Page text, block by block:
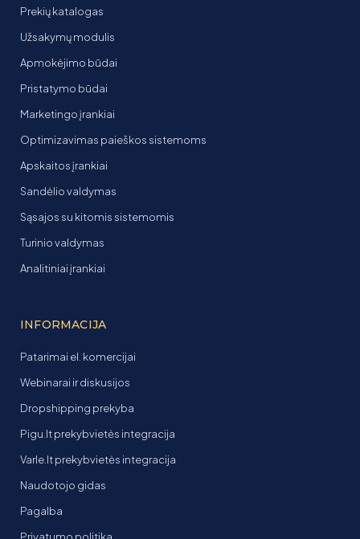
Prekių katalogas
Užsakymų modulis
Apmokėjimo būdai
Pristatymo būdai
Marketingo įrankiai
Optimizavimas paieškos sistemoms
Apskaitos įrankiai
Sandėlio valdymas
Sąsajos su kitomis sistemomis
Turinio valdymas
Analitiniai įrankiai
INFORMACIJA
Patarimai el. komercijai
Webinarai ir diskusijos
Dropshipping prekyba
Pigu.lt prekybvietės integracija
Varle.lt prekybvietės integracija
Naudotojo gidas
Pagalba
Privatumo politika